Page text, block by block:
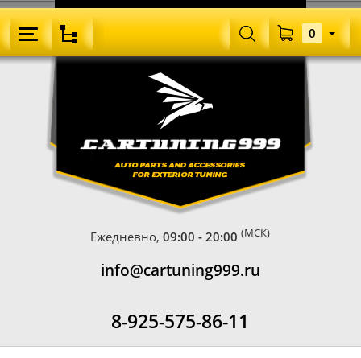
Ежедневно,09:00 - 20:00 (МСК)
info@cartuning999.ru
8-925-575-86-11
0